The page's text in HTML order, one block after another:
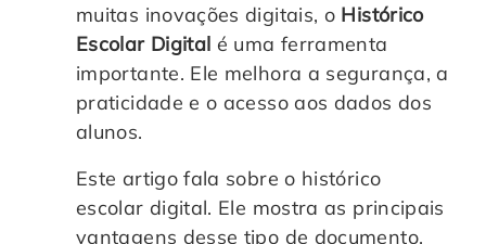
Gestão do Departamento Pessoal
Controle e Organização de Documentos Físicos
Guarda de Documentos
Consultoria Documental
muitas inovações digitais, o Histórico
Escolar Digital é uma ferramenta
importante. Ele melhora a segurança, a
praticidade e o acesso aos dados dos
alunos.
Este artigo fala sobre o histórico
escolar digital. Ele mostra as principais
vantagens desse tipo de documento.